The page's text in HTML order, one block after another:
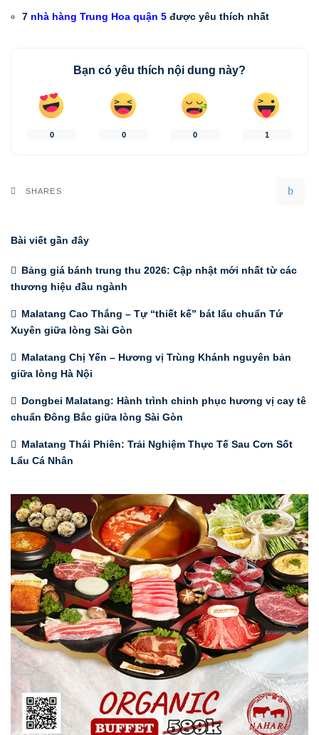
7 nhà hàng Trung Hoa quận 5 được yêu thích nhất
Bạn có yêu thích nội dung này?
0 0 0 1
SHARES
Bài viết gần đây
Bảng giá bánh trung thu 2026: Cập nhật mới nhất từ các
thương hiệu đầu ngành
Malatang Cao Thắng – Tự “thiết kế” bát lẩu chuẩn Tứ
Xuyên giữa lòng Sài Gòn
Malatang Chị Yến – Hương vị Trùng Khánh nguyên bản
giữa lòng Hà Nội
Dongbei Malatang: Hành trình chinh phục hương vị cay tê
chuẩn Đông Bắc giữa lòng Sài Gòn
Malatang Thái Phiên: Trải Nghiệm Thực Tế Sau Cơn Sốt
Lẩu Cá Nhân